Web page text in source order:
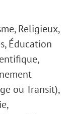
Religieux,
Éducation
ou Transit),